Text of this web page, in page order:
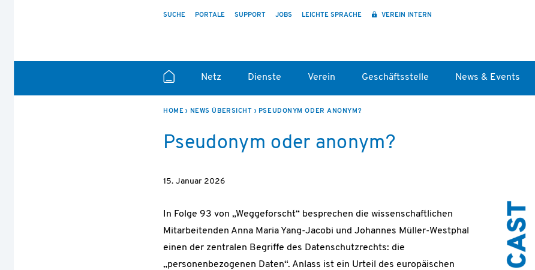
SUCHE PORTALE SUPPORT JOBS LEICHTE SPRACHE VEREIN INTERN
Netz Dienste Verein Geschäftsstelle News & Events
HOME NEWS ÜBERSICHT PSEUDONYM ODER ANONYM?
Pseudonym oder anonym?
15. Januar 2026
In Folge 93 von „Weggeforscht“ besprechen die wissenschaftlichen
Mitarbeitenden Anna Maria Yang-Jacobi und Johannes Müller-Westphal
einen der zentralen Begriffe des Datenschutzrechts: die
„personenbezogenen Daten“. Anlass ist ein Urteil des europäischen